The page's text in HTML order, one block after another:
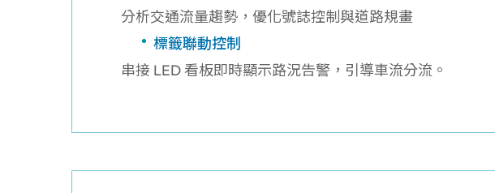
分析交通流量趨勢，優化號誌控制與道路規畫
標籤聯動控制
串接 LED 看板即時顯示路況告警，引導車流分流。